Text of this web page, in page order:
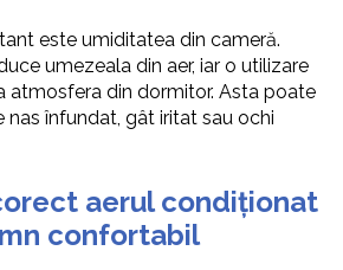
este umiditatea din cameră.
umezeala din aer, iar o utilizare
atmosfera din dormitor. Asta poate
nas înfundat, gât iritat sau ochi
aerul condiționat
confortabil